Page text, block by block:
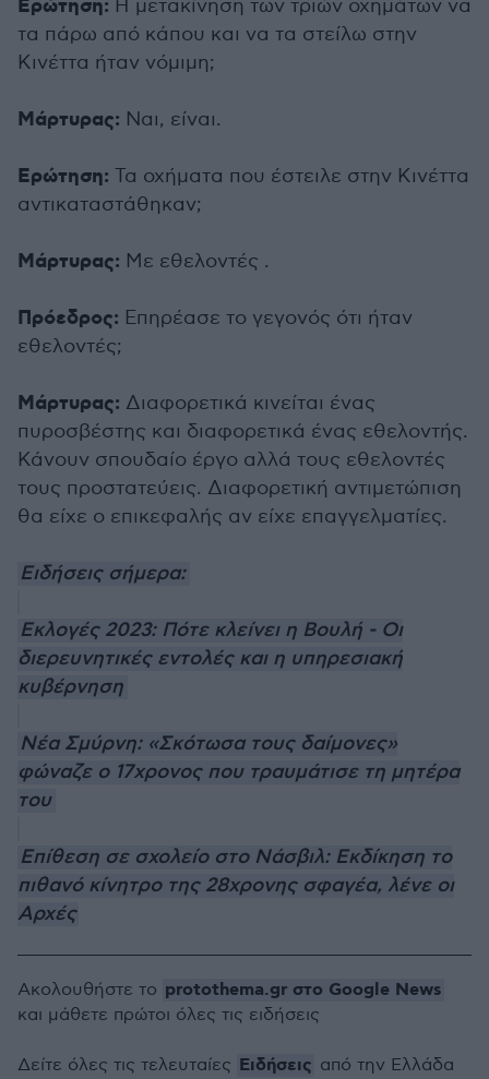
Ερώτηση: Η μετακίνηση των τριών οχημάτων να
τα πάρω από κάπου και να τα στείλω στην
Κινέττα ήταν νόμιμη;
Μάρτυρας: Ναι, είναι.
Ερώτηση: Τα οχήματα που έστειλε στην Κινέττα
αντικαταστάθηκαν;
Μάρτυρας: Με εθελοντές .
Πρόεδρος: Επηρέασε το γεγονός ότι ήταν
εθελοντές;
Μάρτυρας: Διαφορετικά κινείται ένας
πυροσβέστης και διαφορετικά ένας εθελοντής.
Κάνουν σπουδαίο έργο αλλά τους εθελοντές
τους προστατεύεις. Διαφορετική αντιμετώπιση
θα είχε ο επικεφαλής αν είχε επαγγελματίες.
Ειδήσεις σήμερα:
Εκλογές 2023: Πότε κλείνει η Βουλή - Οι
διερευνητικές εντολές και η υπηρεσιακή
κυβέρνηση
Νέα Σμύρνη: «Σκότωσα τους δαίμονες»
φώναζε ο 17χρονος που τραυμάτισε τη μητέρα
του
Επίθεση σε σχολείο στο Νάσβιλ: Εκδίκηση το
πιθανό κίνητρο της 28χρονης σφαγέα, λένε οι
Αρχές
Ακολουθήστε το protothema.gr στο Google News
και μάθετε πρώτοι όλες τις ειδήσεις
Δείτε όλες τις τελευταίες Ειδήσεις από την Ελλάδα